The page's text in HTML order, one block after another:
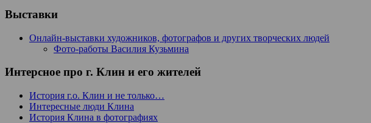
Выставки
Онлайн-выставки художников, фотографов и других творческих людей
Фото-работы Василия Кузьмина
Интерсное про г. Клин и его жителей
История г.о. Клин и не только…
Интересные люди Клина
История Клина в фотографиях